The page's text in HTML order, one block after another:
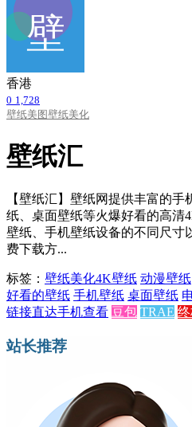
香港
0 1,728
壁纸美图壁纸美化
壁纸汇
【壁纸汇】壁纸网提供丰富的
纸、桌面壁纸等火爆好看的高清
壁纸、手机壁纸设备的不同尺寸
费下载方...
标签： 壁纸美化4K壁纸 动漫壁纸
好看的壁纸 手机壁纸 桌面壁纸
链接直达手机查看 豆包 TRAE
站长推荐